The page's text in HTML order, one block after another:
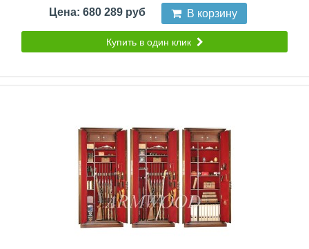
Цена: 680 289 руб В корзину
Купить в один клик